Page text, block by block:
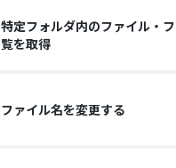
特定フォルダ内のファイル・
覧を取得
ファイル名を変更する